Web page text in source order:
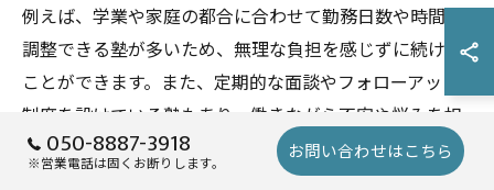
例えば、学業や家庭の都合に合わせて勤務日数や時間を
調整できる塾が多いため、無理な負担を感じずに続ける
ことができます。また、定期的な面談やフォローアップ
制度を設けている塾もあり、働きながら不安や悩みを相
談しやすい環境が整っています。
050-8887-3918
※営業電話は固くお断りします。 お問い合わせはこちら